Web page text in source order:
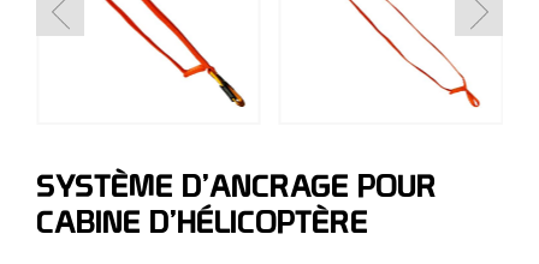
SYSTÈME D’ANCRAGE POUR
CABINE D’HÉLICOPTÈRE